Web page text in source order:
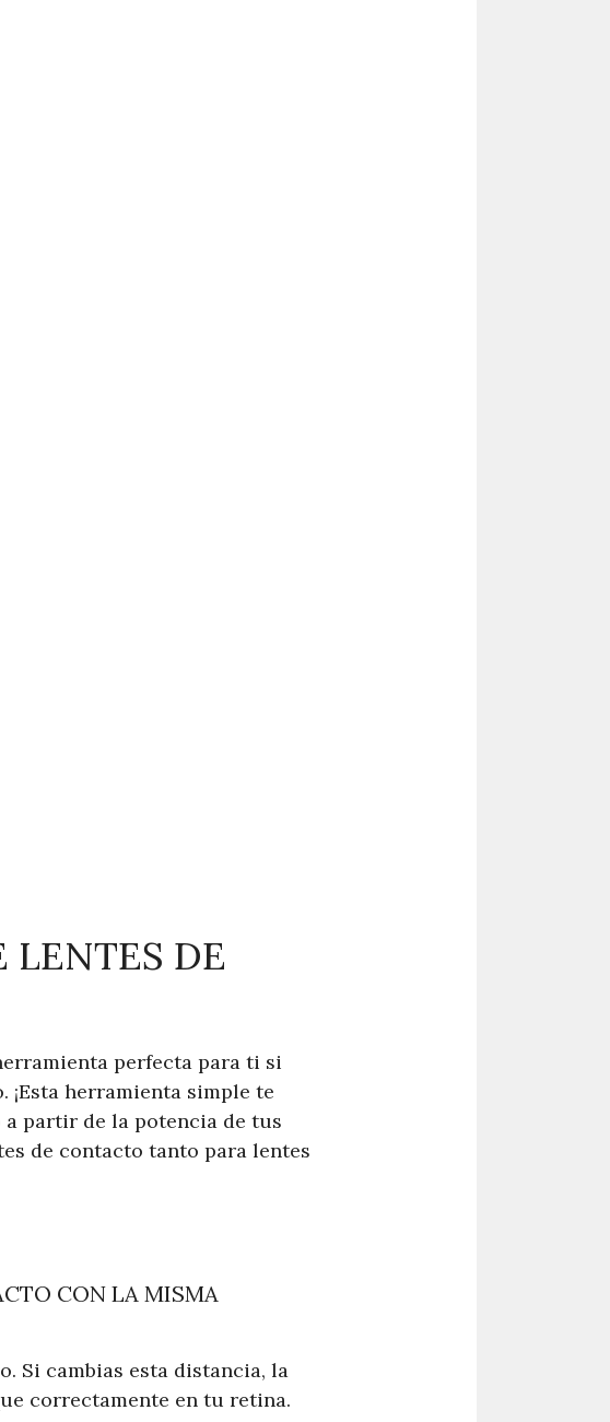
LENTES DE
perfecta para ti si
¡Esta herramienta simple te
partir de la potencia de tus
de contacto tanto para lentes
CON LA MISMA
Si cambias esta distancia, la
correctamente en tu retina.